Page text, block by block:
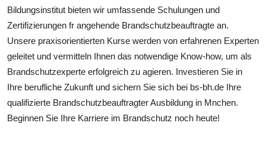
Submit Press Release
Guest Posting
Advertise with US
Bildungsinstitut bieten wir umfassende Schulungen und
Zertifizierungen fr angehende Brandschutzbeauftragte an.
Unsere praxisorientierten Kurse werden von erfahrenen Experten
geleitet und vermitteln Ihnen das notwendige Know-how, um als
Brandschutzexperte erfolgreich zu agieren. Investieren Sie in
Ihre berufliche Zukunft und sichern Sie sich bei bs-bh.de Ihre
qualifizierte Brandschutzbeauftragter Ausbildung in Mnchen.
Beginnen Sie Ihre Karriere im Brandschutz noch heute!